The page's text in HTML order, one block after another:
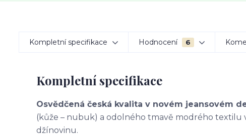
Kompletní specifikace Hodnocení 6
Kompletní specifikace
Osvědčená česká kvalita v novém jeansovém
(kůže – nubuk) a odolného tmavě modrého
džínovinu.